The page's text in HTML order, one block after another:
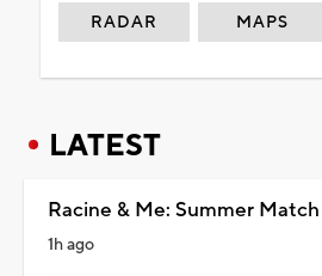
RADAR MAPS
LATEST
Racine & Me: Summer
1h ago